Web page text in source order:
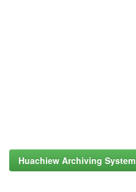
Huachiew Archiving System